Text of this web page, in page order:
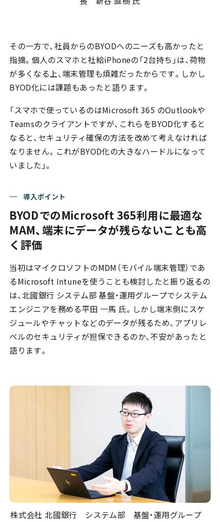
その一方で、社員からのBYODへのニーズも高かったと
指摘。個人のスマホと社給iPhoneの「2台持ち」は、荷物
が多くなる上、端末管理も煩雑だったからです。しかし
BYOD化には課題もあったと語ります。
「スマホで使っているのはMicrosoft 365 のOutlookや
Teamsのクライアントですが、これらをBYOD化すると
なると、セキュリティ確保の方法を改めて考えなければ
なりません。これがBYOD化の大きなハードルになって
いました」。
導入ポイント
BYODでのMicrosoft 365利用に最適な
MAM、端末にデータが残らないことも高
く評価
当初はマイクロソフトのMDM（モバイル端末管理）であ
るMicrosoft Intuneを使うことも検討したと振り返るの
は、北國銀行 システム部 基盤・運用グループでシステム
エンジニアを務める平田 一馬 氏。しかし端末側にスケ
ジュールやチャットなどのデータが残るため、アプリレ
ベルのセキュリティが担保できるのか、不安があったと
語ります。
株式会社 北國銀行 システム部 基盤・運用グループ